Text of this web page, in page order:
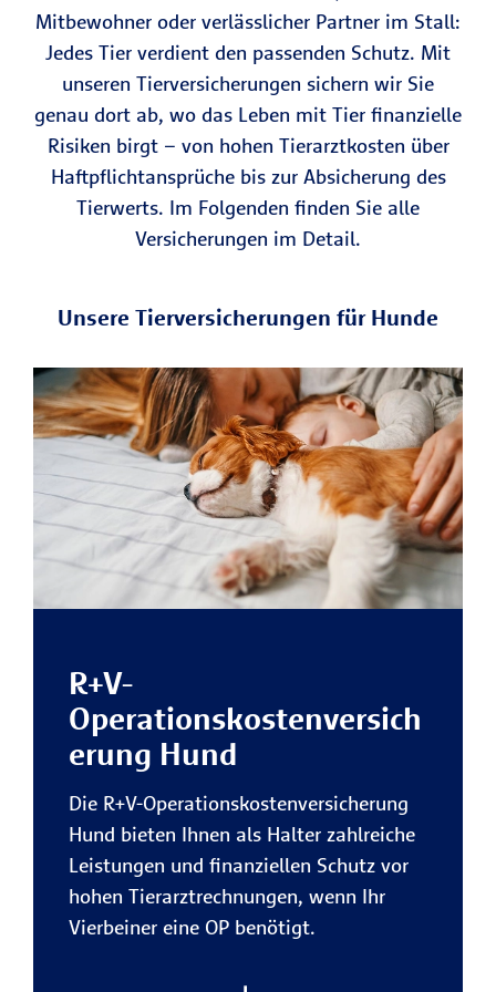
Mitbewohner oder verlässlicher Partner im Stall:
Jedes Tier verdient den passenden Schutz. Mit
unseren Tierversicherungen sichern wir Sie
genau dort ab, wo das Leben mit Tier finanzielle
Risiken birgt – von hohen Tierarztkosten über
Haftpflichtansprüche bis zur Absicherung des
Tierwerts. Im Folgenden finden Sie alle
Versicherungen im Detail.
Unsere Tierversicherungen für Hunde
R+V-
Operationskostenversich
erung Hund
Die R+V-Operationskostenversicherung
Hund bieten Ihnen als Halter zahlreiche
Leistungen und finanziellen Schutz vor
hohen Tierarztrechnungen, wenn Ihr
Vierbeiner eine OP benötigt.